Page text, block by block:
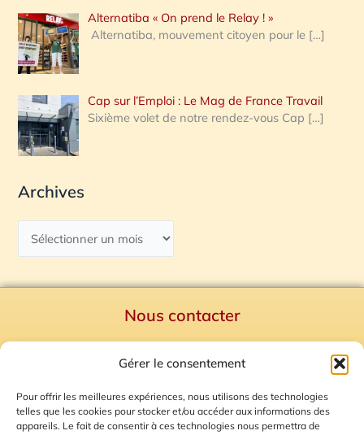
Gérer le consentement
Pour offrir les meilleures expériences, nous utilisons des technologies
telles que les cookies pour stocker et/ou accéder aux informations des
appareils. Le fait de consentir à ces technologies nous permettra de
Alternatiba « On prend le Relay ! »
Alternatiba, mouvement citoyen pour le […]
Cap sur l’Emploi : Le Mag de France Travail
Sixième volet de notre rendez-vous Cap […]
Archives
Nous contacter
Mentions Légales
Plan du site
Gestion des Cookies